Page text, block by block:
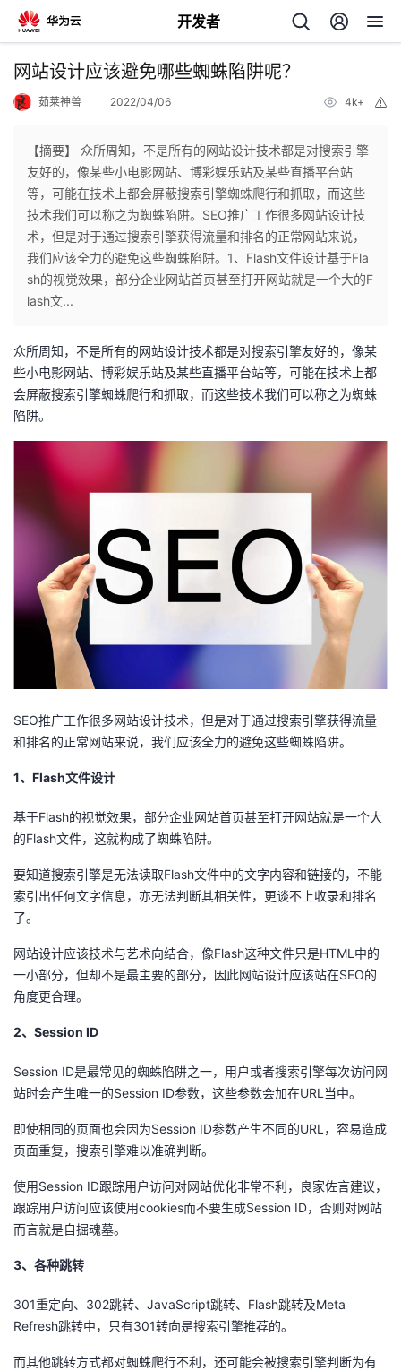
开发者
返
个
人
主
页
我
的
开
发
我
的
客
我
论
的
子
我
直
播
的
活
动
我
的
关
注
我
的
开
发
者
学
堂
我
的
课
我
的
证
我
实
验
的
收
藏
我
的
Programs
我
的
支
持
我
的
术
持
我
云
建
议
网站设计应该避免哪些蜘蛛陷阱呢？
茹莱神兽 2022/04/06 4k+
【摘要】 众所周知，不是所有的网站设计技术都是对搜索引擎
友好的，像某些小电影网站、博彩娱乐站及某些直播平台站
等，可能在技术上都会屏蔽搜索引擎蜘蛛爬行和抓取，而这些
技术我们可以称之为蜘蛛陷阱。SEO推广工作很多网站设计技
术，但是对于通过搜索引擎获得流量和排名的正常网站来说，
我们应该全力的避免这些蜘蛛陷阱。1、Flash文件设计基于Fla
sh的视觉效果，部分企业网站首页甚至打开网站就是一个大的F
lash文...
众所周知，不是所有的网站设计技术都是对搜索引擎友好的，像某
些小电影网站、博彩娱乐站及某些直播平台站等，可能在技术上都
会屏蔽搜索引擎蜘蛛爬行和抓取，而这些技术我们可以称之为蜘蛛
陷阱。
SEO推广工作很多网站设计技术，但是对于通过搜索引擎获得流量
和排名的正常网站来说，我们应该全力的避免这些蜘蛛陷阱。
1、Flash文件设计
基于Flash的视觉效果，部分企业网站首页甚至打开网站就是一个大
的Flash文件，这就构成了蜘蛛陷阱。
要知道搜索引擎是无法读取Flash文件中的文字内容和链接的，不能
索引出任何文字信息，亦无法判断其相关性，更谈不上收录和排名
了。
网站设计应该技术与艺术向结合，像Flash这种文件只是HTML中的
一小部分，但却不是最主要的部分，因此网站设计应该站在SEO的
角度更合理。
2、Session ID
Session ID是最常见的蜘蛛陷阱之一，用户或者搜索引擎每次访问网
站时会产生唯一的Session ID参数，这些参数会加在URL当中。
即使相同的页面也会因为Session ID参数产生不同的URL，容易造成
页面重复，搜索引擎难以准确判断。
使用Session ID跟踪用户访问对网站优化非常不利，良家佐言建议，
跟踪用户访问应该使用cookies而不要生成Session ID，否则对网站
而言就是自掘魂墓。
3、各种跳转
301重定向、302跳转、JavaScript跳转、Flash跳转及Meta
Refresh跳转中，只有301转向是搜索引擎推荐的。
而其他跳转方式都对蜘蛛爬行不利，还可能会被搜索引擎判断为有